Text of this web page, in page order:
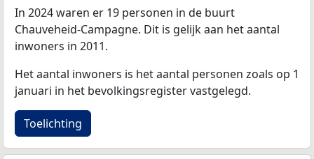
In 2024 waren er 19 personen in de buurt
Chauveheid-Campagne. Dit is gelijk aan het aantal
inwoners in 2011.
Het aantal inwoners is het aantal personen zoals op 1
januari in het bevolkingsregister vastgelegd.
Toelichting